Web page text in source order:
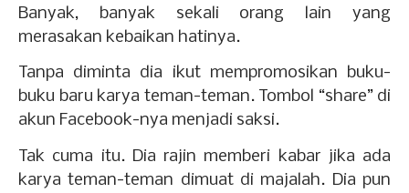
Banyak, banyak sekali orang lain yang
merasakan kebaikan hatinya.
Tanpa diminta dia ikut mempromosikan buku-
buku baru karya teman-teman. Tombol “share” di
akun Facebook-nya menjadi saksi.
Tak cuma itu. Dia rajin memberi kabar jika ada
karya teman-teman dimuat di majalah. Dia pun